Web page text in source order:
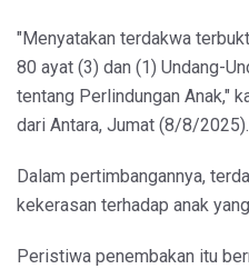
"Menyatakan terdakwa
80 ayat (3) dan (1) Undang-
tentang Perlindungan Anak,"
dari Antara, Jumat (8/8/2025).
Dalam pertimbangannya,
kekerasan terhadap anak
Peristiwa penembakan itu